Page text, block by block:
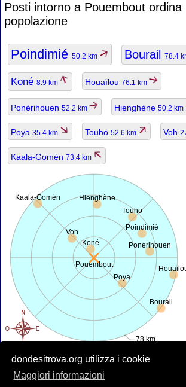
dondesitrova.org utilizza i cookie
Maggiori informazioni
Posti intorno a Pouembout ordina
popolazione
Poindimié 50.2 km Bourail 78.4
Koné 8.9 km Houaïlou 76.1 km
Ponérihouen 52.2 km Hienghène 50.2 km
Poya 35.4 km Touho 52.6 km Voh
Kaala-Gomén 73.4 km
Pouembout
78 km
Poindimié
Bourail
Koné Ponérihouen
Hienghène
Poya
Touho
Voh
Kaala-Gomén
• Mappa è offerta daopenstreetmap.org
• Posizione geografica da